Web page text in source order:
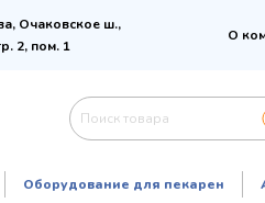
Очаковское ш.,
2, пом. 1
О
Оборудование для пекарен